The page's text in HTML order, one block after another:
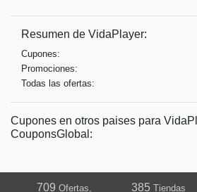
Resumen de VidaPlayer:
Cupones:
Promociones:
Todas las ofertas:
Cupones en otros paises para
CouponsGlobal:
709 Ofertas, 385Tiendas